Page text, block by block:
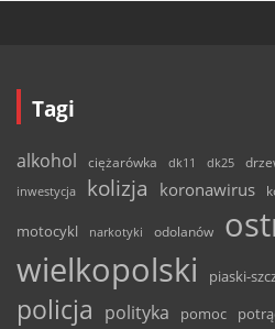
Tagi
alkohol ciężarówka dk11 dk25
inwestycja
kolizja koronawirus
motocykl narkotyki odolanów
wielkopolski
piaski-
policja polityka pomoc